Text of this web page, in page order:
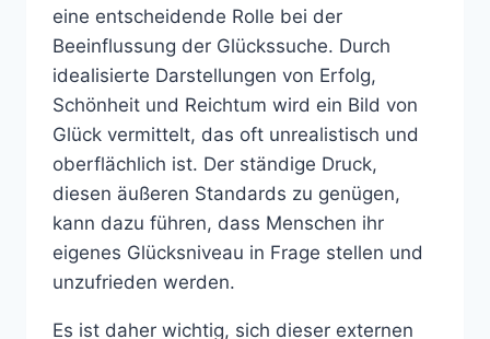
eine entscheidende Rolle bei der
Beeinflussung der Glückssuche. Durch
idealisierte Darstellungen von Erfolg,
Schönheit und Reichtum wird ein Bild von
Glück vermittelt, das oft unrealistisch und
oberflächlich ist. Der ständige Druck,
diesen äußeren Standards zu genügen,
kann dazu führen, dass Menschen ihr
eigenes Glücksniveau in Frage stellen und
unzufrieden werden.
Es ist daher wichtig, sich dieser externen